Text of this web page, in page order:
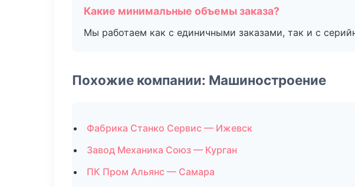
Какие минимальные объемы заказа?
Мы работаем как с единичными заказами, так и с
Похожие компании: Машиностроение
Фабрика Станко Сервис — Ижевск
Завод Механика Союз — Курган
ПК Пром Альянс — Самара